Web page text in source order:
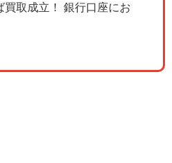
買取成立！ 銀行口座にお